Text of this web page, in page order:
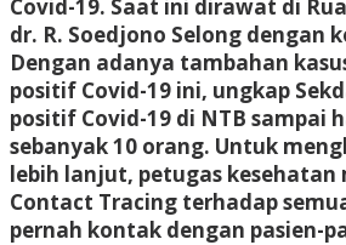
Covid-19. Saat ini dirawat di
dr. R. Soedjono Selong dengan
Dengan adanya tambahan
positif Covid-19 ini, ungkap
positif Covid-19 di NTB sampai
sebanyak 10 orang. Untuk
lebih lanjut, petugas kesehatan
Contact Tracing terhadap
pernah kontak dengan pasien-